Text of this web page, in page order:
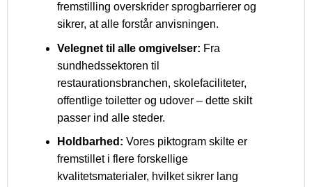
fremstilling overskrider sprogbarrierer og
sikrer, at alle forstår anvisningen.
Velegnet til alle omgivelser: Fra
sundhedssektoren til
restaurationsbranchen, skolefaciliteter,
offentlige toiletter og udover – dette skilt
passer ind alle steder.
Holdbarhed: Vores piktogram skilte er
fremstillet i flere forskellige
kvalitetsmaterialer, hvilket sikrer lang